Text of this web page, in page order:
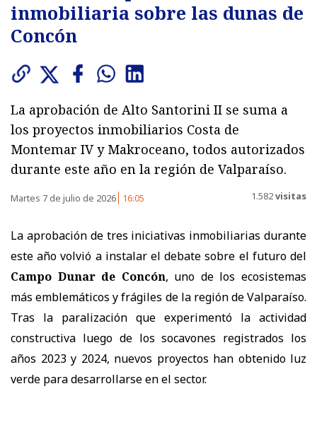
inmobiliaria sobre las dunas de
Concón
La aprobación de Alto Santorini II se suma a
los proyectos inmobiliarios Costa de
Montemar IV y Makroceano, todos autorizados
durante este año en la región de Valparaíso.
Martes 7 de julio de 2026 16:05 1.582visitas
La aprobación de tres iniciativas inmobiliarias durante
este año volvió a instalar el debate sobre el futuro del
Campo Dunar de Concón, uno de los ecosistemas
más emblemáticos y frágiles de la región de Valparaíso.
Tras la paralización que experimentó la actividad
constructiva luego de los socavones registrados los
años 2023 y 2024, nuevos proyectos han obtenido luz
verde para desarrollarse en el sector.